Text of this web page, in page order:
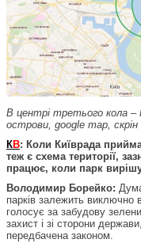
В центрі третього кола –
острови, google map, скрін
КВ: Коли Київрада
теж є схема території,
працює, коли парк
Володимир Борейко:
парків залежить виключно
голосує за забудову
захист і зі сторони
передбачена законом.